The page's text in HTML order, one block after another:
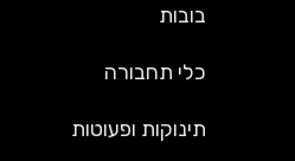
בובות
כלי תחבורה
תינוקות ופעוטות